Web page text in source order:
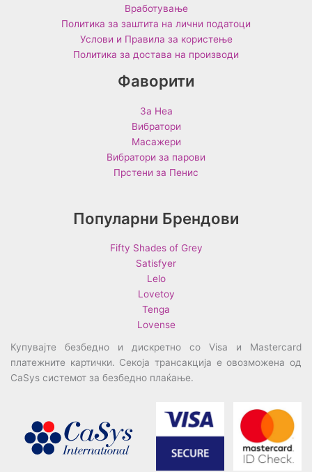
Вработување
Политика за заштита на лични податоци
Услови и Правила за користење
Политика за достава на производи
Фаворити
За Неа
Вибратори
Масажери
Вибратори за парови
Прстени за Пенис
Популарни Брендови
Fifty Shades of Grey
Satisfyer
Lelo
Lovetoy
Tenga
Lovense
Купувајте безбедно и дискретно со Visa и Mastercard
платежните картички. Секоја трансакција е овозможена од
CaSys системот за безбедно плаќање.